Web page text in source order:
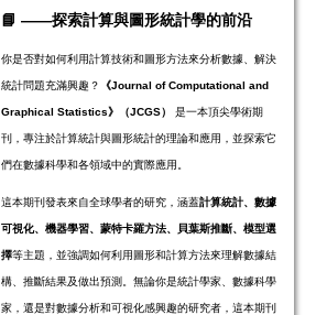
📘 ——探索計算與圖形統計學的前沿
你是否對如何利用計算技術和圖形方法來分析數據、解決
統計問題充滿興趣？ 《Journal of Computational and
Graphical Statistics》（JCGS） 是一本頂尖學術期
刊，專注於計算統計與圖形統計的理論和應用，並探索它
們在數據科學和各領域中的實際應用。
這本期刊發表來自全球學者的研究，涵蓋計算統計、數據
可視化、機器學習、蒙特卡羅方法、貝葉斯推斷、模型選
擇等主題，並強調如何利用圖形和計算方法來理解數據結
構、推斷結果及做出預測。無論你是統計學家、數據科學
家，還是對數據分析和可視化感興趣的研究者，這本期刊